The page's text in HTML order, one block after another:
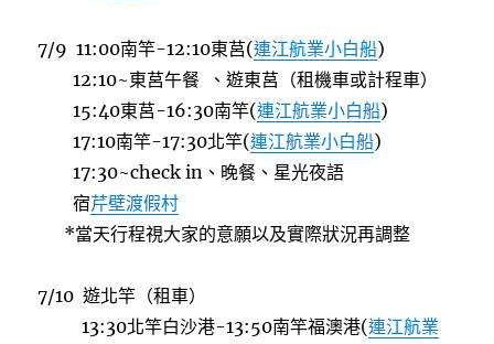
7/9 11:00南竿-12:10東莒(連江航業小白船)
12:10~東莒午餐 、遊東莒（租機車或計程車）
15:40東莒-16:30南竿(連江航業小白船)
17:10南竿-17:30北竿(連江航業小白船)
17:30~check in、晚餐、星光夜語
宿芹壁渡假村
*當天行程視大家的意願以及實際狀況再調整
7/10 遊北竿（租車）
13:30北竿白沙港-13:50南竿福澳港(連江航業